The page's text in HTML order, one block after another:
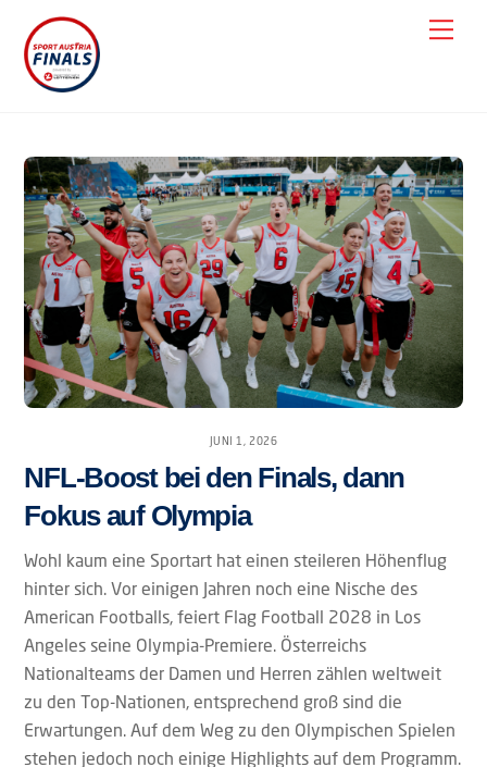
content
JUNI 1, 2026
NFL-Boost bei den Finals, dann
Fokus auf Olympia
Wohl kaum eine Sportart hat einen steileren Höhenflug
hinter sich. Vor einigen Jahren noch eine Nische des
American Footballs, feiert Flag Football 2028 in Los
Angeles seine Olympia-Premiere. Österreichs
Nationalteams der Damen und Herren zählen weltweit
zu den Top-Nationen, entsprechend groß sind die
Erwartungen. Auf dem Weg zu den Olympischen Spielen
stehen jedoch noch einige Highlights auf dem Programm.